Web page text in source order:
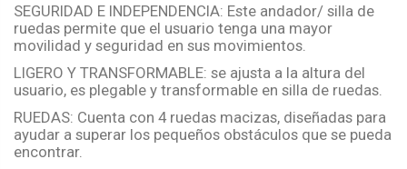
SEGURIDAD E INDEPENDENCIA: Este andador/ silla de
ruedas permite que el usuario tenga una mayor
movilidad y seguridad en sus movimientos.
LIGERO Y TRANSFORMABLE: se ajusta a la altura del
usuario, es plegable y transformable en silla de ruedas.
RUEDAS: Cuenta con 4 ruedas macizas, diseñadas para
ayudar a superar los pequeños obstáculos que se pueda
encontrar.